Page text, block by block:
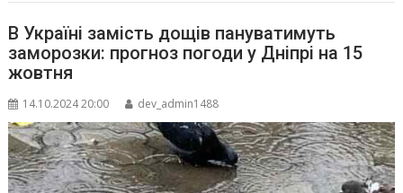
В Україні замість дощів пануватимуть
заморозки: прогноз погоди у Дніпрі на 15
жовтня
14.10.2024 20:00 dev_admin1488